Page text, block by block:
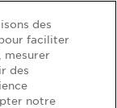
des
faciliter
mesurer
des
notre